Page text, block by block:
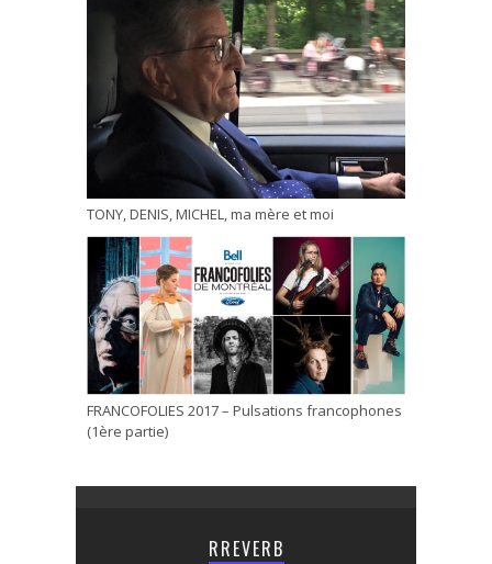
TONY, DENIS, MICHEL, ma mère et moi
FRANCOFOLIES 2017 – Pulsations francophones
(1ère partie)
RREVERB